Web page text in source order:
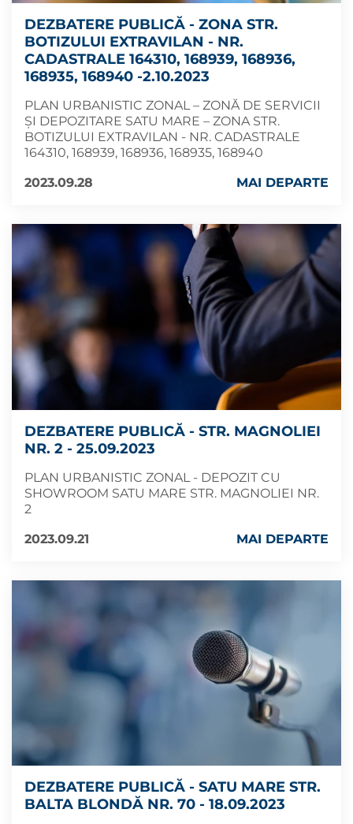
DEZBATERE PUBLICĂ - ZONA STR.
BOTIZULUI EXTRAVILAN - NR.
CADASTRALE 164310, 168939, 168936,
168935, 168940 -2.10.2023
PLAN URBANISTIC ZONAL – ZONĂ DE SERVICII
ȘI DEPOZITARE SATU MARE – ZONA STR.
BOTIZULUI EXTRAVILAN - NR. CADASTRALE
164310, 168939, 168936, 168935, 168940
2023.09.28
MAI DEPARTE
DEZBATERE PUBLICĂ - STR. MAGNOLIEI
NR. 2 - 25.09.2023
PLAN URBANISTIC ZONAL - DEPOZIT CU
SHOWROOM SATU MARE STR. MAGNOLIEI NR.
2
2023.09.21
MAI DEPARTE
DEZBATERE PUBLICĂ - SATU MARE STR.
BALTA BLONDĂ NR. 70 - 18.09.2023